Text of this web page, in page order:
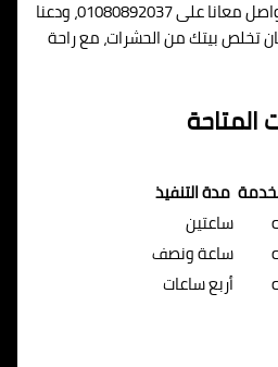
الإيجابية. ماتترددش في التواصل معانا على 01080892037، ودعنا
تخلص بيتك من الحشرات، مع راحة
المتاحة
مدة التنفيذ
ساعتين
ساعة ونصف
أربع ساعات